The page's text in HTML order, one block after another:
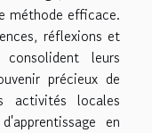
méthode efficace.
réflexions et
leurs
précieux de
activités locales
en